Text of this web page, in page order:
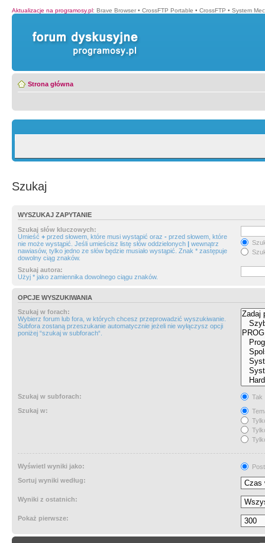
Aktualizacje na programosy.pl: Brave Browser • CrossFTP Portable • CrossFTP • System
Strona główna
Szukaj
WYSZUKAJ ZAPYTANIE
Szukaj słów kluczowych:
Umieść + przed słowem, które musi wystąpić oraz - przed słowem, które
nie może wystąpić. Jeśli umieścisz listę słów oddzielonych | wewnątrz
nawiasów, tylko jedno ze słów będzie musiało wystąpić. Znak * zastępuje
dowolny ciąg znaków.
Szukaj autora:
Użyj * jako zamiennika dowolnego ciągu znaków.
OPCJE WYSZUKIWANIA
Szukaj w forach:
Wybierz forum lub fora, w których chcesz przeprowadzić wyszukiwanie.
Subfora zostaną przeszukanie automatycznie jeżeli nie wyłączysz opcji
poniżej “szukaj w subforach“.
Szukaj w subforach:
Tak
Szukaj w:
Wyświetl wyniki jako:
Sortuj wyniki według:
Wyniki z ostatnich:
Pokaż pierwsze: